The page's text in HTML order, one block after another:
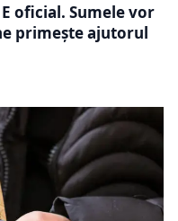
oficial. Sumele vor
primește ajutorul